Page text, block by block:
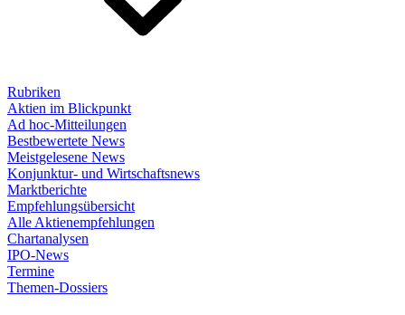
Rubriken
Aktien im Blickpunkt
Ad hoc-Mitteilungen
Bestbewertete News
Meistgelesene News
Konjunktur- und Wirtschaftsnews
Marktberichte
Empfehlungsübersicht
Alle Aktienempfehlungen
Chartanalysen
IPO-News
Termine
Themen-Dossiers